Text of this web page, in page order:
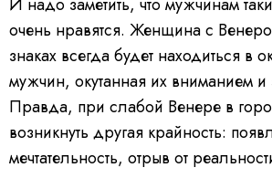
И надо заметить, что мужчинам
очень нравятся. Женщина с
знаках всегда будет находиться в
мужчин, окутанная их вниманием и
Правда, при слабой Венере в
возникнуть другая крайность:
мечтательность, отрыв от